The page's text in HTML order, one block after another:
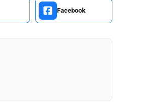
Facebook